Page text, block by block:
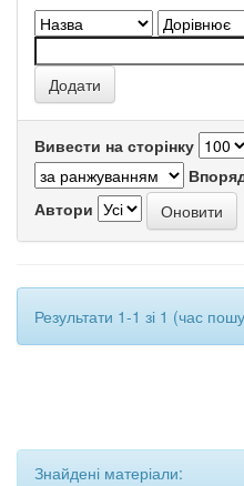
Вивести на сторінку
Автори
Результати 1-1 зі 1 (час
Знайдені матеріали: